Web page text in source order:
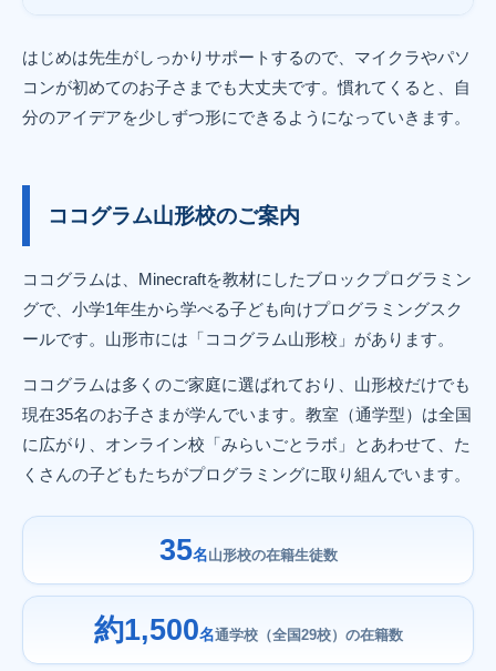
はじめは先生がしっかりサポートするので、マイクラやパソ
コンが初めてのお子さまでも大丈夫です。慣れてくると、自
分のアイデアを少しずつ形にできるようになっていきます。
ココグラム山形校のご案内
ココグラムは、Minecraftを教材にしたブロックプログラミン
グで、小学1年生から学べる子ども向けプログラミングスク
ールです。山形市には「ココグラム山形校」があります。
ココグラムは多くのご家庭に選ばれており、山形校だけでも
現在35名のお子さまが学んでいます。教室（通学型）は全国
に広がり、オンライン校「みらいごとラボ」とあわせて、た
くさんの子どもたちがプログラミングに取り組んでいます。
35名山形校の在籍生徒数
約1,500名通学校（全国29校）の在籍数